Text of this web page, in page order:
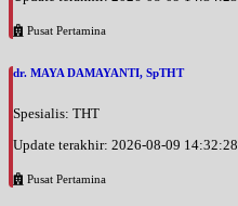
Pusat Pertamina
dr. MAYA DAMAYANTI, SpTHT
Spesialis: THT
Update terakhir: 2026-08-09 14:32:28
Pusat Pertamina